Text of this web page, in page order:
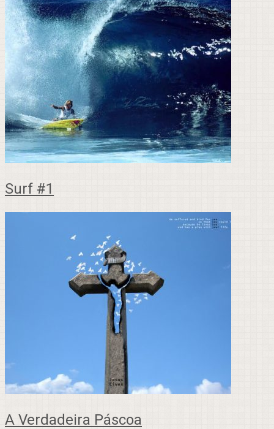
Surf #1
A Verdadeira Páscoa